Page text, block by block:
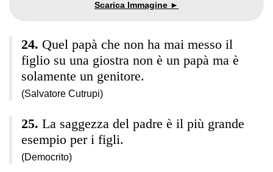
Quel papà che non ha mai messo il
figlio su una giostra non è un papà ma è
solamente un genitore.
(Salvatore Cutrupi)
La saggezza del padre è il più grande
esempio per i figli.
(Democrito)